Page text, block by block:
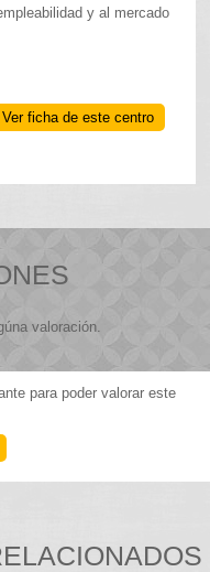
y al mercado
Ver ficha de este centro
valoración.
para poder valorar este